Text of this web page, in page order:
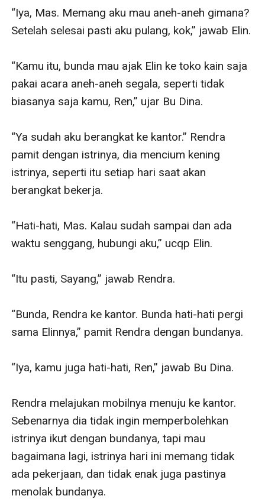
“Iya, Mas. Memang aku mau aneh-aneh gimana?
Setelah selesai pasti aku pulang, kok,” jawab Elin.
“Kamu itu, bunda mau ajak Elin ke toko kain saja
pakai acara aneh-aneh segala, seperti tidak
biasanya saja kamu, Ren,” ujar Bu Dina.
“Ya sudah aku berangkat ke kantor.” Rendra
pamit dengan istrinya, dia mencium kening
istrinya, seperti itu setiap hari saat akan
berangkat bekerja.
“Hati-hati, Mas. Kalau sudah sampai dan ada
waktu senggang, hubungi aku,” ucqp Elin.
“Itu pasti, Sayang,” jawab Rendra.
“Bunda, Rendra ke kantor. Bunda hati-hati pergi
sama Elinnya,” pamit Rendra dengan bundanya.
“Iya, kamu juga hati-hati, Ren,” jawab Bu Dina.
Rendra melajukan mobilnya menuju ke kantor.
Sebenarnya dia tidak ingin memperbolehkan
istrinya ikut dengan bundanya, tapi mau
bagaimana lagi, istrinya hari ini memang tidak
ada pekerjaan, dan tidak enak juga pastinya
menolak bundanya.